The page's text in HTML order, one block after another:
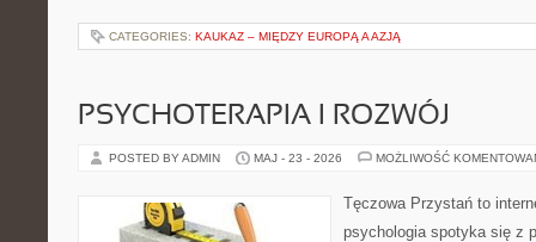
CATEGORIES: KAUKAZ – MIĘDZY EUROPĄ A AZJĄ
PSYCHOTERAPIA I ROZWÓJ
POSTED BY ADMIN MAJ - 23 - 2026 MOŻLIWOŚĆ
Tęczowa Przystań to
psychologia spotyka się z